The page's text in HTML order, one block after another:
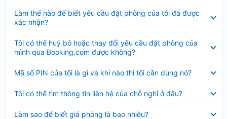
Làm thế nào để biết yêu cầu đặt phòng của tôi đã được
xác nhận?
thu
gọn
Tôi có thể huỷ bỏ hoặc thay đổi yêu cầu đặt phòng của
mình qua Booking.com được không?
thu
gọn
Mã số PIN của tôi là gì và khi nào thì tôi cần dùng nó?
thu
Tôi có thể tìm thông tin liên hệ của chỗ nghỉ ở đâu?
thu
Làm sao để biết giá phòng là bao nhiêu?
thu